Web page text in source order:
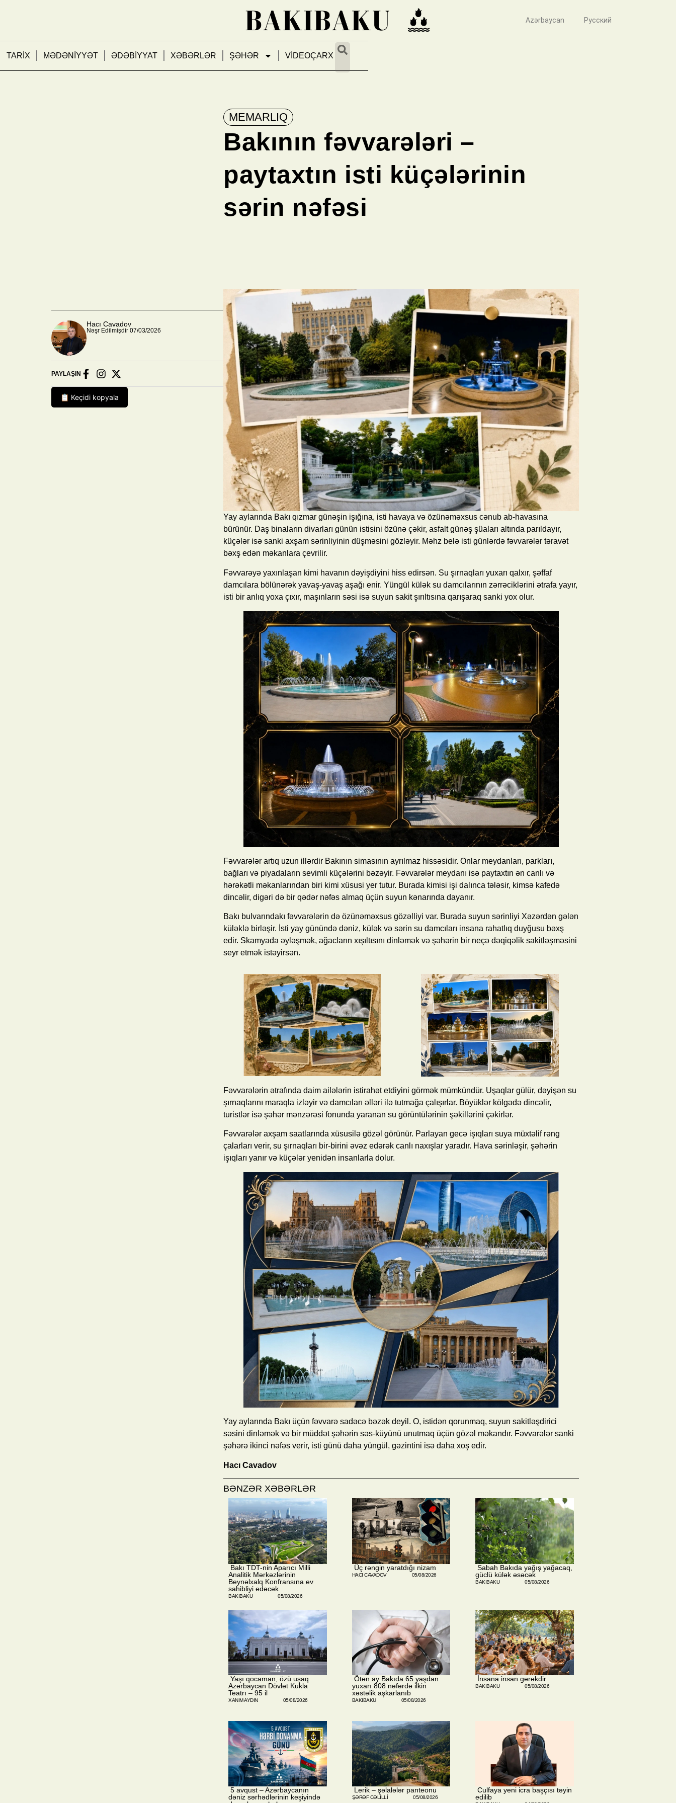
TARİX MƏDƏNİYYƏT ƏDƏBİYYAT XƏBƏRLƏR ŞƏHƏR VİDEOÇARX
Azərbaycan Русский
Hacı Cavadov
Nəşr Edilmişdir 07/03/2026
PAYLAŞIN
📋 Keçidi kopyala
MEMARLIQ
Bakının fəvvarələri –
paytaxtın isti küçələrinin
sərin nəfəsi
Yay aylarında Bakı qızmar günəşin işığına, isti havaya və özünəməxsus cənub ab-havasına
bürünür. Daş binaların divarları günün istisini özünə çəkir, asfalt günəş şüaları altında parıldayır,
küçələr isə sanki axşam sərinliyinin düşməsini gözləyir. Məhz belə isti günlərdə fəvvarələr təravət
bəxş edən məkanlara çevrilir.
Fəvvarəyə yaxınlaşan kimi havanın dəyişdiyini hiss edirsən. Su şırnaqları yuxarı qalxır, şəffaf
damcılara bölünərək yavaş-yavaş aşağı enir. Yüngül külək su damcılarının zərrəciklərini ətrafa yayır,
isti bir anlıq yoxa çıxır, maşınların səsi isə suyun sakit şırıltısına qarışaraq sanki yox olur.
Fəvvarələr artıq uzun illərdir Bakının simasının ayrılmaz hissəsidir. Onlar meydanları, parkları,
bağları və piyadaların sevimli küçələrini bəzəyir. Fəvvarələr meydanı isə paytaxtın ən canlı və
hərəkətli məkanlarından biri kimi xüsusi yer tutur. Burada kimisi işi dalınca tələsir, kimsə kafedə
dincəlir, digəri də bir qədər nəfəs almaq üçün suyun kənarında dayanır.
Bakı bulvarındakı fəvvarələrin də özünəməxsus gözəlliyi var. Burada suyun sərinliyi Xəzərdən gələn
küləklə birləşir. İsti yay günündə dəniz, külək və sərin su damcıları insana rahatlıq duyğusu bəxş
edir. Skamyada əyləşmək, ağacların xışıltısını dinləmək və şəhərin bir neçə dəqiqəlik sakitləşməsini
seyr etmək istəyirsən.
Fəvvarələrin ətrafında daim ailələrin istirahət etdiyini görmək mümkündür. Uşaqlar gülür, dəyişən su
şırnaqlarını maraqla izləyir və damcıları əlləri ilə tutmağa çalışırlar. Böyüklər kölgədə dincəlir,
turistlər isə şəhər mənzərəsi fonunda yaranan su görüntülərinin şəkillərini çəkirlər.
Fəvvarələr axşam saatlarında xüsusilə gözəl görünür. Parlayan gecə işıqları suya müxtəlif rəng
çalarları verir, su şırnaqları bir-birini əvəz edərək canlı naxışlar yaradır. Hava sərinləşir, şəhərin
işıqları yanır və küçələr yenidən insanlarla dolur.
Yay aylarında Bakı üçün fəvvarə sadəcə bəzək deyil. O, istidən qorunmaq, suyun sakitləşdirici
səsini dinləmək və bir müddət şəhərin səs-küyünü unutmaq üçün gözəl məkandır. Fəvvarələr sanki
şəhərə ikinci nəfəs verir, isti günü daha yüngül, gəzintini isə daha xoş edir.
Hacı Cavadov
BƏNZƏR XƏBƏRLƏR
​ Bakı TDT-nin Aparıcı Milli
Analitik Mərkəzlərinin
Beynəlxalq Konfransına ev
sahibliyi edəcək
BAKIBAKU 05/08/2026
​ Üç rəngin yaratdığı nizam
HACI CAVADOV 05/08/2026
​ Sabah Bakıda yağış yağacaq,
güclü külək əsəcək
BAKIBAKU 05/08/2026
​ Yaşı qocaman, özü uşaq
Azərbaycan Dövlət Kukla
Teatrı – 95 il
XANIM AYDIN 05/08/2026
​ Ötən ay Bakıda 65 yaşdan
yuxarı 808 nəfərdə ilkin
xəstəlik aşkarlanıb
BAKIBAKU 05/08/2026
​ İnsana insan gərəkdir
BAKIBAKU 05/08/2026
​ 5 avqust – Azərbaycanın
dəniz sərhədlərinin keşiyində
​ Lerik – şəlalələr panteonu
ŞƏRƏF CƏLILLI 05/08/2026
​ Culfaya yeni icra başçısı təyin
edilib